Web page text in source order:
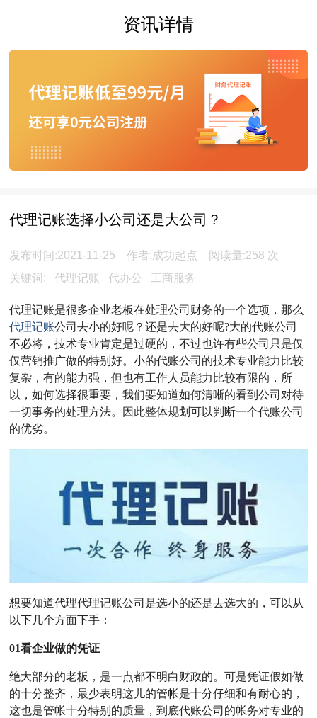
资讯详情
代理记账选择小公司还是大公司？
发布时间:2021-11-25 作者:成功起点 阅读量:258 次
关键词:
代理记账 代办公 工商服务
代理记账是很多企业老板在处理公司财务的一个选项，那么
代理记账公司去小的好呢？还是去大的好呢?大的代账公司
不必将，技术专业肯定是过硬的，不过也许有些公司只是仅
仅营销推广做的特别好。小的代账公司的技术专业能力比较
复杂，有的能力强，但也有工作人员能力比较有限的，所
以，如何选择很重要，我们要知道如何清晰的看到公司对待
一切事务的处理方法。因此整体规划可以判断一个代账公司
的优劣。
想要知道代理代理记账公司是选小的还是去选大的，可以从
以下几个方面下手：
01看企业做的凭证
绝大部分的老板，是一点都不明白财政的。可是凭证假如做
的十分整齐，最少表明这儿的管帐是十分仔细和有耐心的，
这也是管帐十分特别的质量，到底代账公司的帐务对专业的